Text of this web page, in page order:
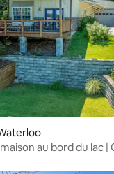
au bord du lac |